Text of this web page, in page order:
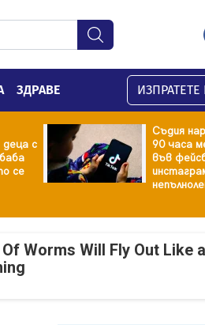
ЗДРАВЕ
с
се
Съдия
90 часа
във
Worms Will Fly Out Like